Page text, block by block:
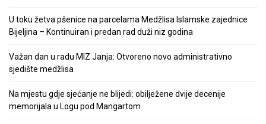
U toku žetva pšenice na parcelama Medžlisa Islamske zajednice
Bijeljina – Kontinuiran i predan rad duži niz godina
Važan dan u radu MIZ Janja: Otvoreno novo administrativno
sjedište medžlisa
Na mjestu gdje sjećanje ne blijedi: obilježene dvije decenije
memorijala u Logu pod Mangartom